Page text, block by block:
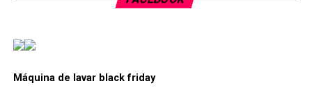
Máquina de lavar black friday